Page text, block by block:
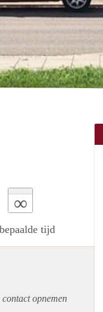
∞
tijd
opnemen